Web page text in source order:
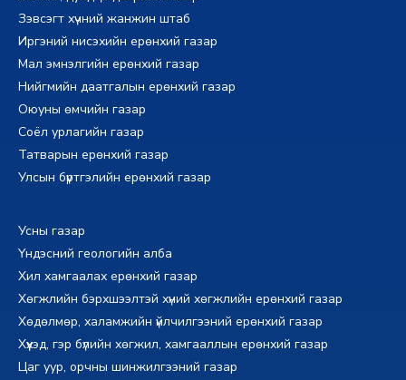
Зэвсэгт хүчний жанжин штаб
Иргэний нисэхийн ерөнхий газар
Мал эмнэлгийн ерөнхий газар
Нийгмийн даатгалын ерөнхий газар
Оюуны өмчийн газар
Соёл урлагийн газар
Татварын ерөнхий газар
Улсын бүртгэлийн ерөнхий газар
Усны газар
Үндэсний геологийн алба
Хил хамгаалах ерөнхий газар
Хөгжлийн бэрхшээлтэй хүний хөгжлийн ерөнхий газар
Хөдөлмөр, халамжийн үйлчилгээний ерөнхий газар
Хүүхэд, гэр бүлийн хөгжил, хамгааллын ерөнхий газар
Цаг уур, орчны шинжилгээний газар